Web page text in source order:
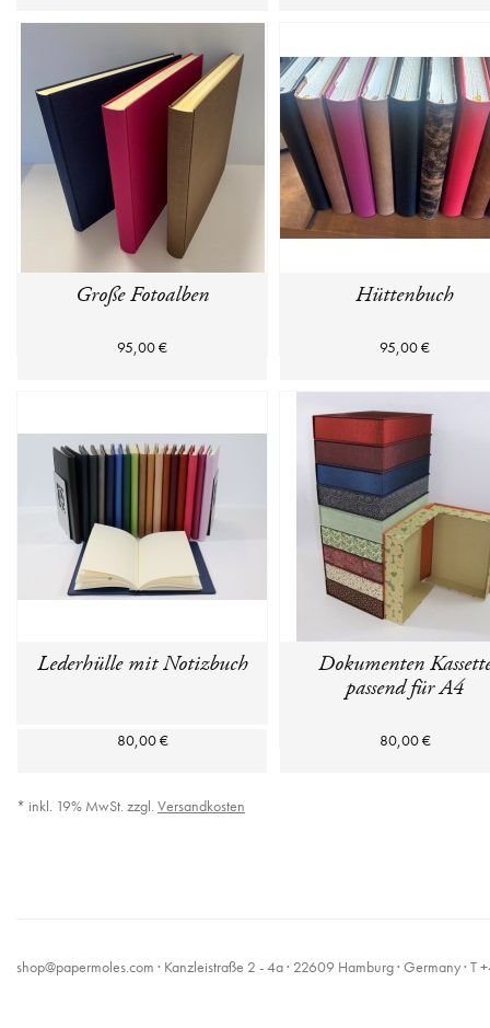
Große Fotoalben
95,00 €
Hüttenbuch
95,00 €
Lederhülle mit Notizbuch
80,00 €
Dokumenten
passend für A4
80,00 €
* inkl. 19% MwSt. zzgl. Versandkosten
shop@papermoles.com · Kanzleistraße 2 - 4a · 22609 Hamburg · Germany ·